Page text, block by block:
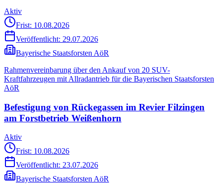
Aktiv
Frist: 10.08.2026
Veröffentlicht: 29.07.2026
Bayerische Staatsforsten AöR
Rahmenvereinbarung über den Ankauf von 20 SUV-
Kraftfahrzeugen mit Allradantrieb für die Bayerischen Staatsforsten
AöR
Befestigung von Rückegassen im Revier Filzingen
am Forstbetrieb Weißenhorn
Aktiv
Frist: 10.08.2026
Veröffentlicht: 23.07.2026
Bayerische Staatsforsten AöR